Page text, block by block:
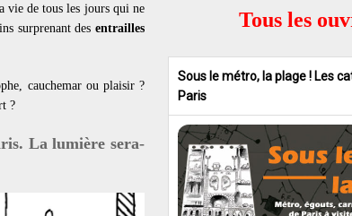
vie de tous les jours qui ne
surprenant des entrailles
cauchemar ou plaisir ?
?
La lumière sera-
Tous les
Sous le métro, la plage ! Les
Paris